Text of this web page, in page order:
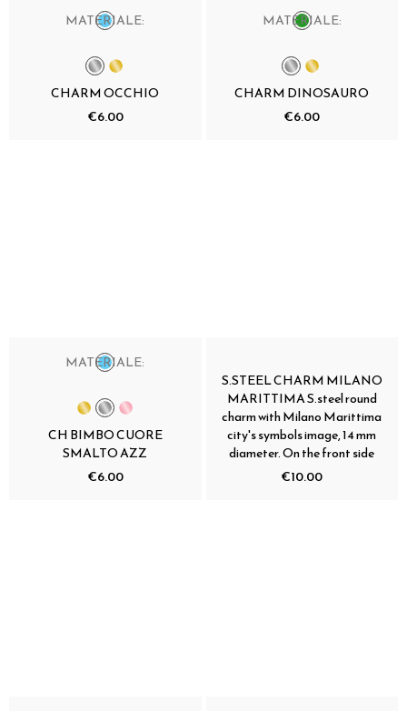
MATERIALE:
CHARM OCCHIO
€6.00
MATERIALE:
CHARM DINOSAURO
€6.00
MATERIALE:
CH BIMBO CUORE
SMALTO AZZ
€6.00
S.STEEL CHARM MILANO
MARITTIMA S.steel round
charm with Milano Marittima
city's symbols image, 14 mm
diameter. On the front side
€10.00